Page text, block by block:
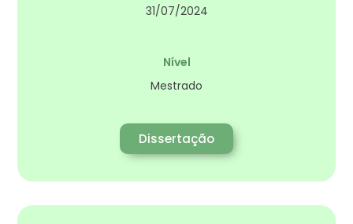
31/07/2024
Nível
Mestrado
Dissertação